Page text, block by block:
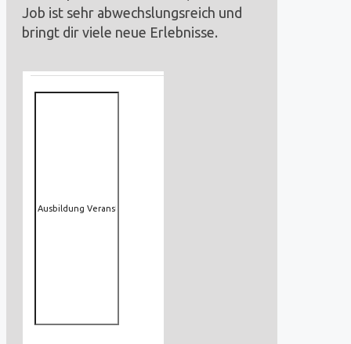
Job ist sehr abwechslungsreich und
bringt dir viele neue Erlebnisse.